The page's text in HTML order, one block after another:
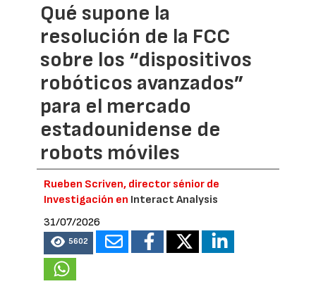
Qué supone la
resolución de la FCC
sobre los “dispositivos
robóticos avanzados”
para el mercado
estadounidense de
robots móviles
Rueben Scriven, director sénior de
Investigación en Interact Analysis
31/07/2026
5602